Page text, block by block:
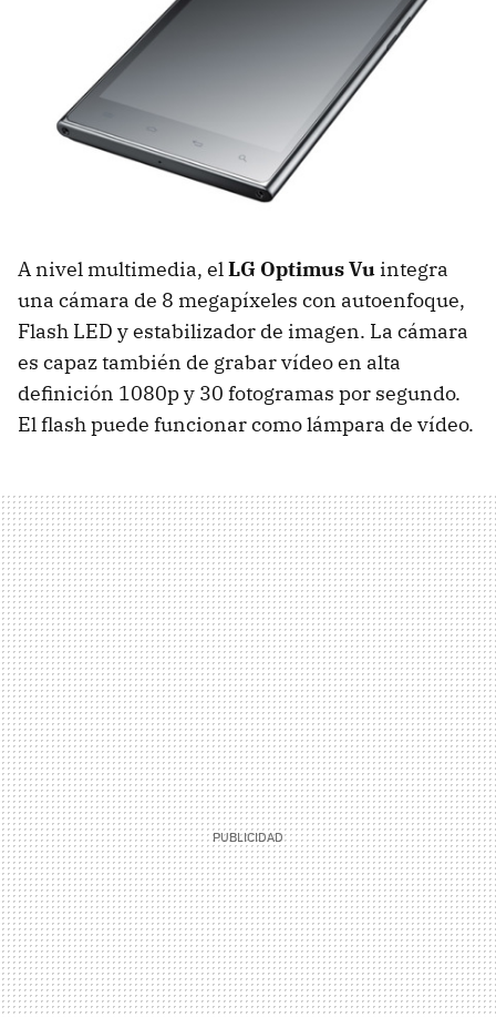
A nivel multimedia, elLG Optimus Vu integra
una cámara de 8 megapíxeles con autoenfoque,
Flash LED y estabilizador de imagen. La cámara
es capaz también de grabar vídeo en alta
definición 1080p y 30 fotogramas por segundo.
El flash puede funcionar como lámpara de vídeo.